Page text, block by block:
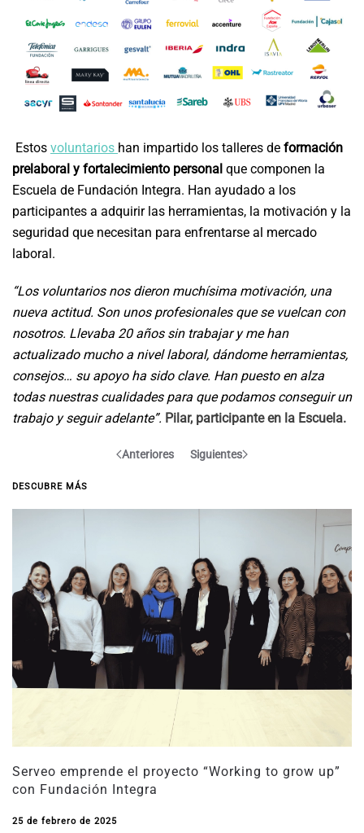
Estos voluntarios han impartido los talleres de formación
prelaboral y fortalecimiento personal que componen la
Escuela de Fundación Integra. Han ayudado a los
participantes a adquirir las herramientas, la motivación y la
seguridad que necesitan para enfrentarse al mercado
laboral.
“Los voluntarios nos dieron muchísima motivación, una
nueva actitud. Son unos profesionales que se vuelcan con
nosotros. Llevaba 20 años sin trabajar y me han
actualizado mucho a nivel laboral, dándome herramientas,
consejos… su apoyo ha sido clave. Han puesto en alza
todas nuestras cualidades para que podamos conseguir un
trabajo y seguir adelante”. Pilar, participante en la Escuela.
Anteriores Siguientes
DESCUBRE MÁS
Serveo emprende el proyecto “Working to grow up”
con Fundación Integra
25 de febrero de 2025